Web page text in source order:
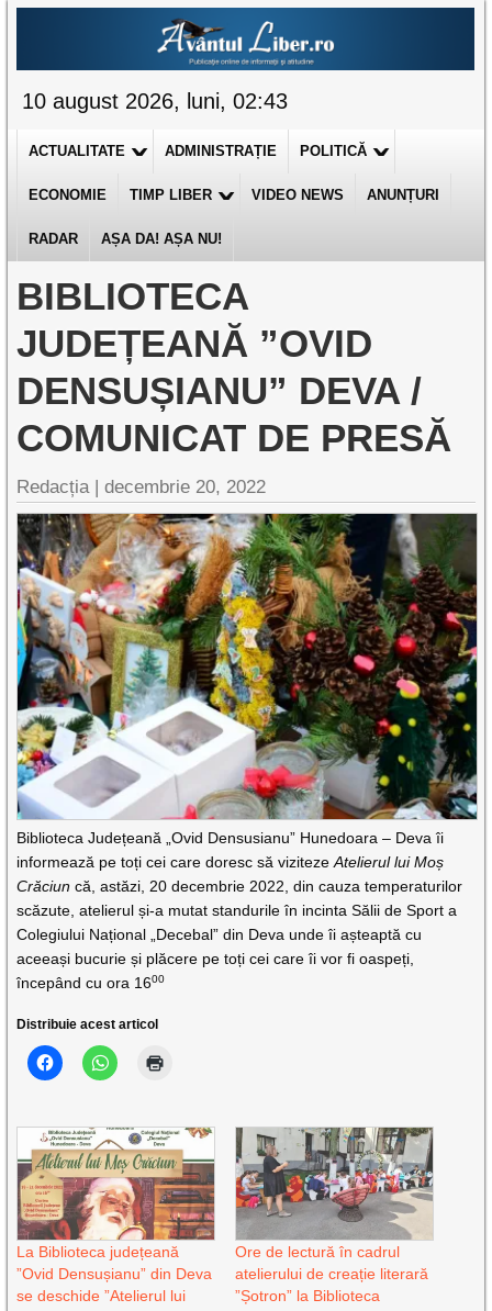
10 august 2026, luni, 02:43
ACTUALITATE ADMINISTRAȚIE POLITICĂ
ECONOMIE TIMP LIBER VIDEO NEWS ANUNȚURI
RADAR AȘA DA! AȘA NU!
BIBLIOTECA
JUDEȚEANĂ ”OVID
DENSUȘIANU” DEVA /
COMUNICAT DE PRESĂ
Redacția |decembrie 20, 2022
Biblioteca Județeană „Ovid Densusianu” Hunedoara – Deva îi
informează pe toți cei care doresc să vizitezeAtelierul lui Moș
Crăciun că, astăzi, 20 decembrie 2022, din cauza temperaturilor
scăzute, atelierul și-a mutat standurile în incinta Sălii de Sport a
Colegiului Național „Decebal” din Deva unde îi așteaptă cu
aceeași bucurie și plăcere pe toți cei care îi vor fi oaspeți,
începând cu ora 1600
Distribuie acest articol
La Biblioteca județeană
”Ovid Densușianu” din Deva
se deschide ”Atelierul lui
Ore de lectură în cadrul
atelierului de creație literară
”Șotron” la Biblioteca